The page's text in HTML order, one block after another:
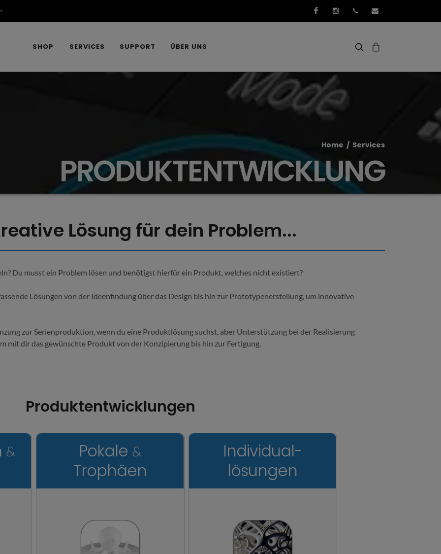
FacebookInstagram+352 661 267 276
SHOP SERVICES SUPPORT ÜBER UNS
Home / Services
PRODUKTENTWICKLUNG
Lösung für dein Problem...
Du musst ein Problem lösen und benötigst hierfür ein Produkt, welches nicht existiert?
Lösungen von der Ideenfindung über das Design bis hin zur Prototypenerstellung, um innovative
zur Serienproduktion, wenn du eine Produktlösung suchst, aber Unterstützung bei der Realisierung
mit dir das gewünschte Produkt von der Konzipierung bis hin zur Fertigung.
Produktentwicklungen
& Pokale &
Trophäen
Individual-
lösungen